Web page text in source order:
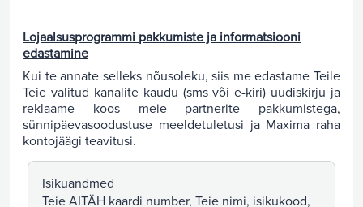
Lojaalsusprogrammi pakkumiste ja informatsiooni
edastamine
Kui te annate selleks nõusoleku, siis me edastame Teile
Teie valitud kanalite kaudu (sms või e-kiri) uudiskirju ja
reklaame koos meie partnerite pakkumistega,
sünnipäevasoodustuse meeldetuletusi ja Maxima raha
kontojäägi teavitusi.
Isikuandmed
Teie AITÄH kaardi number, Teie nimi, isikukood,